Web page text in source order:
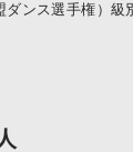
ダンス選手権）級